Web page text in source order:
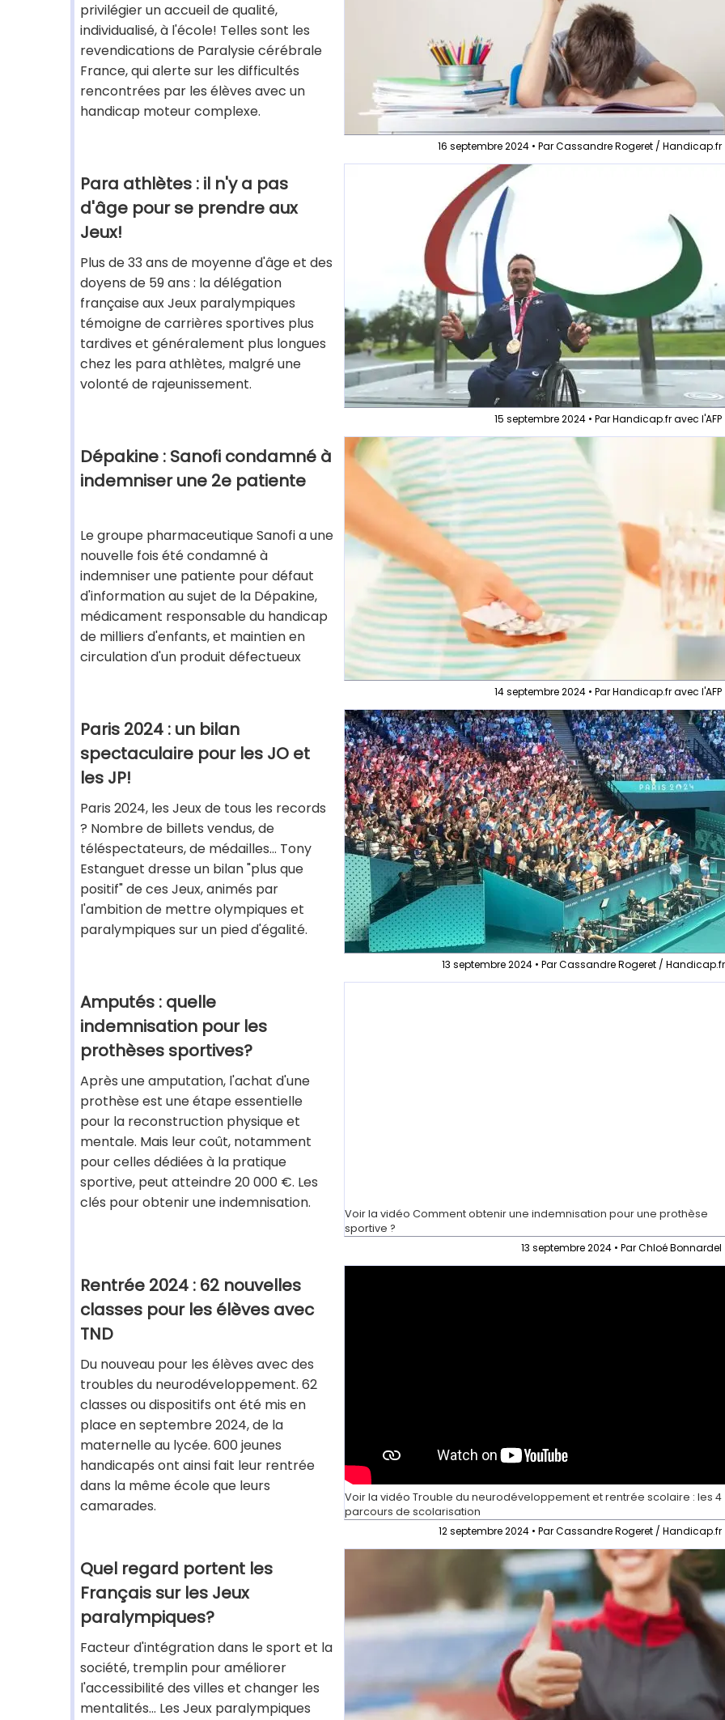
privilégier un accueil de qualité,
individualisé, à l'école! Telles sont les
revendications de Paralysie cérébrale
France, qui alerte sur les difficultés
rencontrées par les élèves avec un
handicap moteur complexe.
16 septembre 2024 • Par Cassandre Rogeret / Handicap.fr
Para athlètes : il n'y a pas
d'âge pour se prendre aux
Jeux!
Plus de 33 ans de moyenne d'âge et des
doyens de 59 ans : la délégation
française aux Jeux paralympiques
témoigne de carrières sportives plus
tardives et généralement plus longues
chez les para athlètes, malgré une
volonté de rajeunissement.
15 septembre 2024 • Par Handicap.fr avec l'AFP
Dépakine : Sanofi condamné à
indemniser une 2e patiente
Le groupe pharmaceutique Sanofi a une
nouvelle fois été condamné à
indemniser une patiente pour défaut
d'information au sujet de la Dépakine,
médicament responsable du handicap
de milliers d'enfants, et maintien en
circulation d'un produit défectueux
14 septembre 2024 • Par Handicap.fr avec l'AFP
Paris 2024 : un bilan
spectaculaire pour les JO et
les JP!
Paris 2024, les Jeux de tous les records
? Nombre de billets vendus, de
téléspectateurs, de médailles... Tony
Estanguet dresse un bilan "plus que
positif" de ces Jeux, animés par
l'ambition de mettre olympiques et
paralympiques sur un pied d'égalité.
13 septembre 2024 • Par Cassandre Rogeret /
Amputés : quelle
indemnisation pour les
prothèses sportives?
Après une amputation, l'achat d'une
prothèse est une étape essentielle
pour la reconstruction physique et
mentale. Mais leur coût, notamment
pour celles dédiées à la pratique
sportive, peut atteindre 20 000 €. Les
clés pour obtenir une indemnisation.
Voir la vidéo Comment obtenir une indemnisation pour une prothèse
sportive ?
13 septembre 2024 • Par Chloé Bonnardel
Rentrée 2024 : 62 nouvelles
classes pour les élèves avec
TND
Du nouveau pour les élèves avec des
troubles du neurodéveloppement. 62
classes ou dispositifs ont été mis en
place en septembre 2024, de la
maternelle au lycée. 600 jeunes
handicapés ont ainsi fait leur rentrée
dans la même école que leurs
camarades.
Voir la vidéo Trouble du neurodéveloppement et rentrée scolaire : les 4
parcours de scolarisation
12 septembre 2024 • Par Cassandre Rogeret / Handicap.fr
Quel regard portent les
Français sur les Jeux
paralympiques?
Facteur d'intégration dans le sport et la
société, tremplin pour améliorer
l'accessibilité des villes et changer les
mentalités... Les Jeux paralympiques